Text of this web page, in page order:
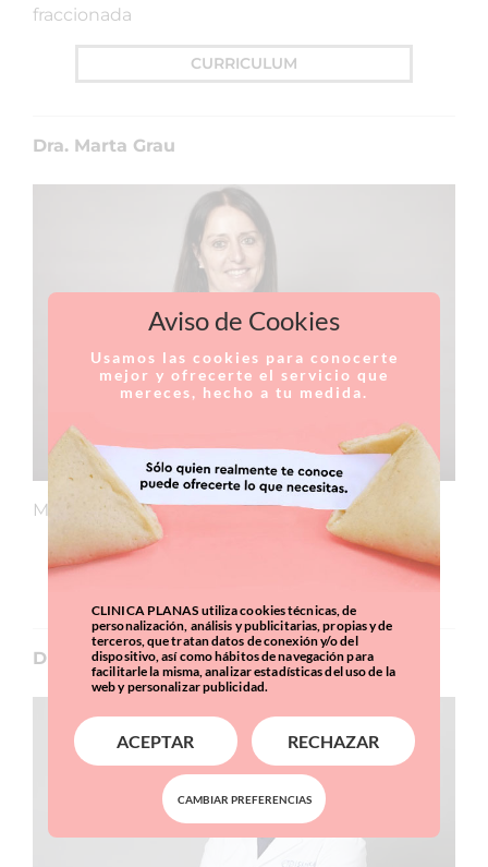
fraccionada
CURRICULUM
Dra. Marta Grau
Miembro del equipo médico de Clínica Planas.
Dr. Martín Hernández
Aviso de Cookies
Usamos las cookies para conocerte
mejor y ofrecerte el servicio que
mereces, hecho a tu medida.
CLINICA PLANAS utiliza cookies técnicas, de
personalización, análisis y publicitarias, propias y de
terceros, que tratan datos de conexión y/o del
dispositivo, así como hábitos de navegación para
facilitarle la misma, analizar estadísticas del uso de la
web y personalizar publicidad.
ACEPTAR RECHAZAR
CAMBIAR PREFERENCIAS